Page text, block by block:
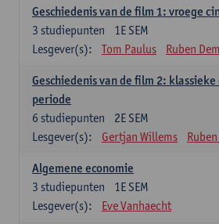
Geschiedenis van de film 1: vroege
1E SEM
3 studiepunten
Lesgever(s):
Tom Paulus Ruben
Geschiedenis van de film 2: klassieke
periode
2E SEM
6 studiepunten
Lesgever(s):
Gertjan Willems
Algemene economie
1E SEM
3 studiepunten
Lesgever(s):
Eve Vanhaecht